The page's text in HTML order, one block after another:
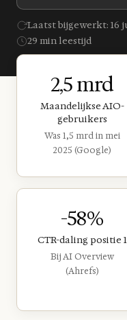
Laatst bijgewerkt: 16
29 min leestijd
2,5 mrd
Maandelijkse AIO-
gebruikers
Was 1,5 mrd in mei
2025 (Google)
-58%
CTR-daling positie 1
Bij AI Overview
(Ahrefs)